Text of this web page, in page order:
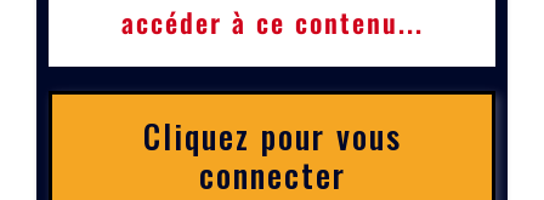
accéder à ce contenu...
Cliquez pour vous
connecter